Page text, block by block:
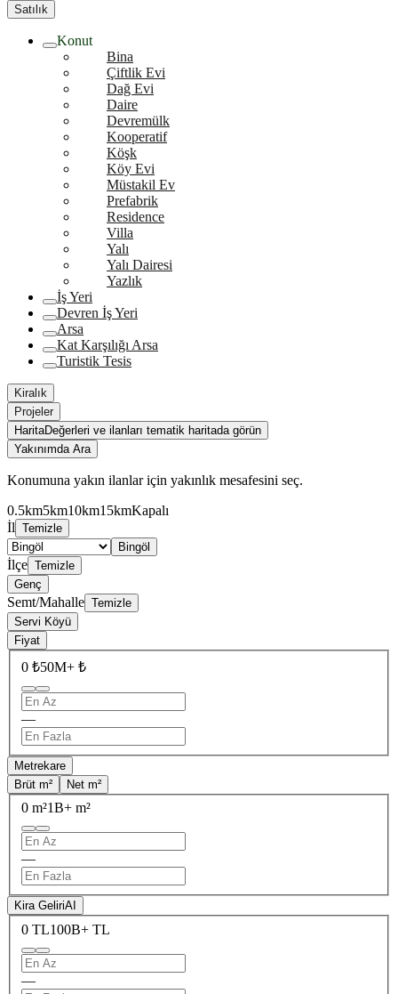
Satılık
Konut
Bina
Çiftlik Evi
Dağ Evi
Daire
Devremülk
Kooperatif
Köşk
Köy Evi
Müstakil Ev
Prefabrik
Residence
Villa
Yalı
Yalı Dairesi
Yazlık
İş Yeri
Devren İş Yeri
Arsa
Kat Karşılığı Arsa
Turistik Tesis
Kiralık
Projeler
HaritaDeğerleri ve ilanları tematik haritada görün
Yakınımda Ara
Konumuna yakın ilanlar için yakınlık mesafesini seç.
0.5km5km10km15kmKapalı
İl Temizle
Bingöl
İlçe Temizle
Genç
Semt/Mahalle Temizle
Servi Köyü
Fiyat
0 ₺50M+ ₺
—
Metrekare
Brüt m²
Net m²
0 m²1B+ m²
—
Kira GeliriAI
0 TL100B+ TL
—